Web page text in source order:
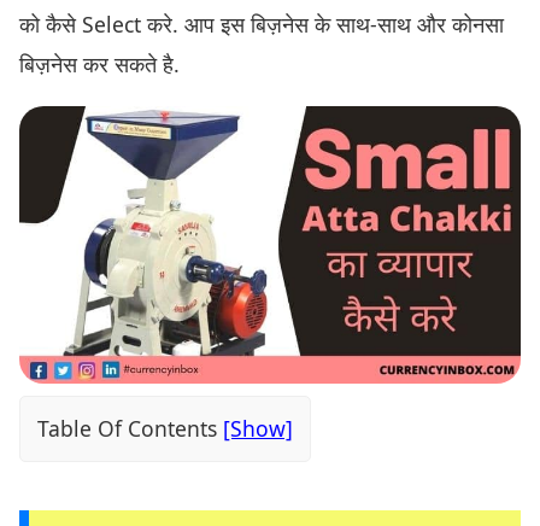
को कैसे Select करे. आप इस बिज़नेस के साथ-साथ और कोनसा
बिज़नेस कर सकते है.
Table Of Contents